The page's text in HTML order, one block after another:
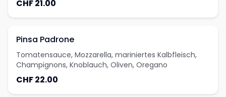
CHF 21.00
Pinsa Padrone
Tomatensauce, Mozzarella, mariniertes Kalbfleisch,
Champignons, Knoblauch, Oliven, Oregano
CHF 22.00